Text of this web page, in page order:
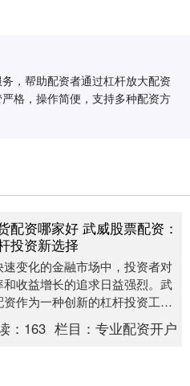
，帮助配资者通过杠杆放大配资
格，操作简便，支持多种配资方
配资哪家好 武威股票配资：
投资新选择
速变化的金融市场中，投资者对
和收益增长的追求日益强烈。武
资作为一种创新的杠杆投资工具
配资哪家好，正逐渐成为理性投
选择，它....
： 163 栏目：专业配资开户